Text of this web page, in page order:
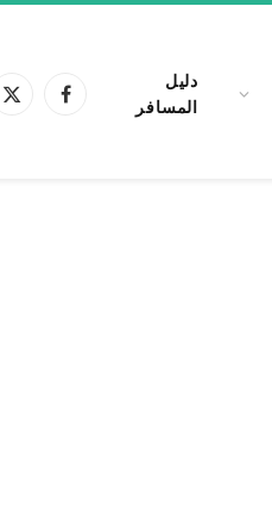
دليل
المسافر
فيسبوكX